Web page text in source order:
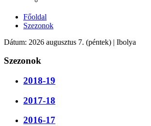
Főoldal
Szezonok
Dátum: 2026 augusztus 7. (péntek) | Ibolya
Szezonok
2018-19
2017-18
2016-17